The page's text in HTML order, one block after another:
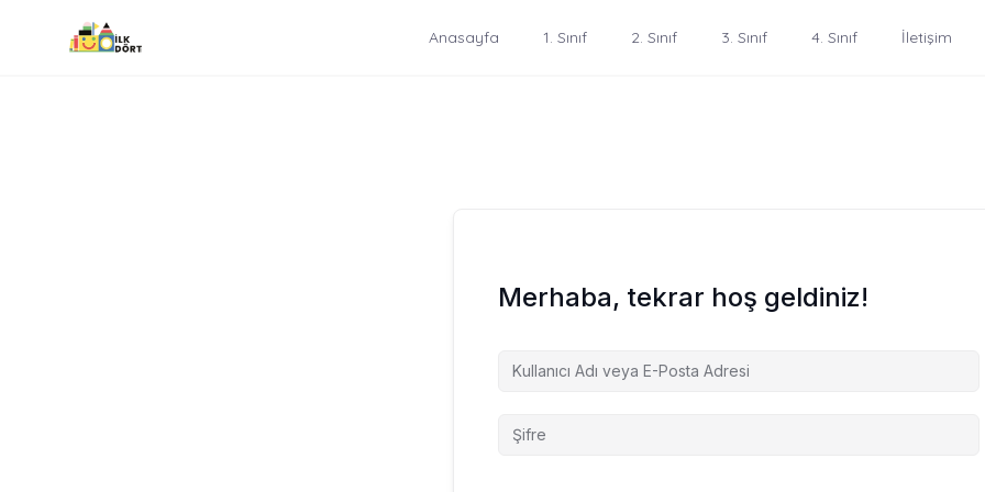
Anasayfa 1. Sınıf 2. Sınıf 3. Sınıf 4. Sınıf İletişim
Merhaba, tekrar hoş geldiniz!